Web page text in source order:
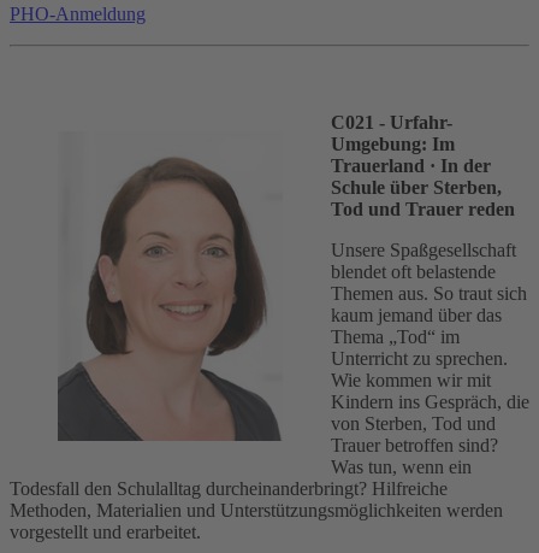
PHO-Anmeldung
C021 - Urfahr-
Umgebung: Im
Trauerland · In der
Schule über Sterben,
Tod und Trauer reden
Unsere Spaßgesellschaft
blendet oft belastende
Themen aus. So traut sich
kaum jemand über das
Thema „Tod“ im
Unterricht zu sprechen.
Wie kommen wir mit
Kindern ins Gespräch, die
von Sterben, Tod und
Trauer betroffen sind?
Was tun, wenn ein
Todesfall den Schulalltag durcheinanderbringt? Hilfreiche
Methoden, Materialien und Unterstützungsmöglichkeiten werden
vorgestellt und erarbeitet.